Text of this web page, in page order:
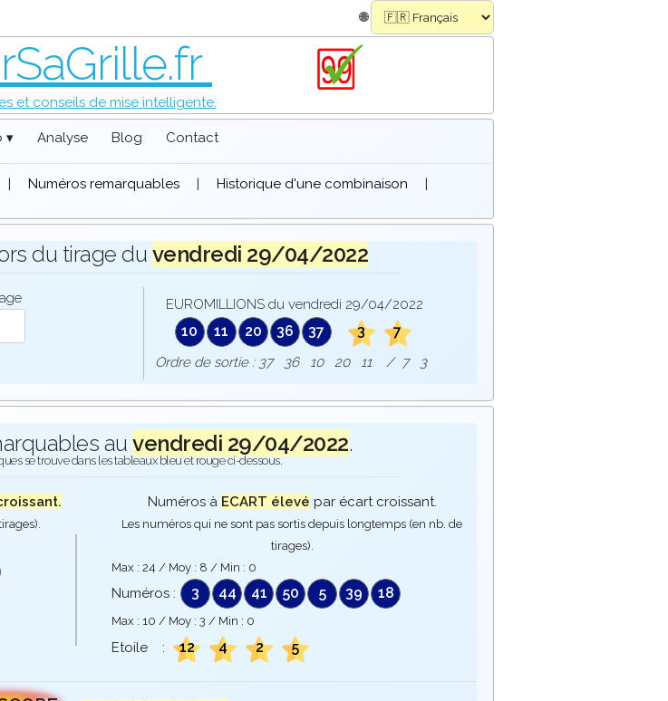
🌐
et conseils de mise intelligente.
▾ Analyse Blog Contact
| Numéros remarquables | Historique d'une combinaison
|
du tirage du vendredi 29/04/2022
EUROMILLIONS du vendredi 29/04/2022
10 11 20 36 37 3 7
Ordre de sortie : 37 36 10 20 11 / 7 3
au vendredi 29/04/2022.
se trouve dans les tableaux bleu et rouge ci-dessous.
Numéros à ECART élevé par écart croissant.
Les numéros qui ne sont pas sortis depuis longtemps (en nb. de
tirages).
Max : 24 / Moy : 8 / Min : 0
Numéros : 3 44 41 50 5 39 18
Max : 10 / Moy : 3 / Min : 0
Etoile : 12 4 2 5